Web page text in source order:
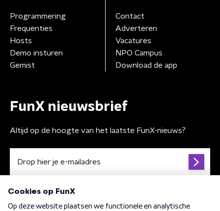
Programmering
Frequenties
Hosts
Demo insturen
Gemist
Contact
Adverteren
Vacatures
NPO Campus
Download de app
FunX nieuwsbrief
Altijd op de hoogte van het laatste FunX-nieuws?